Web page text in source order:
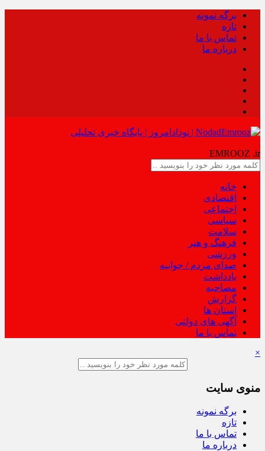
برگه نمونه
تازه
تماس با ما
درباره ما
EMROOZ .ir
خانه
اقتصادی
اجتماعی
سیاسی
سلامت
فرهنگ و هنر
ورزشی
صدای مردم / جوابیه
یادداشت
مصاحبه
گزارش
استان ها
آگهی های دولتی
تماس با ما
×
منوی سایت
برگه نمونه
تازه
تماس با ما
درباره ما